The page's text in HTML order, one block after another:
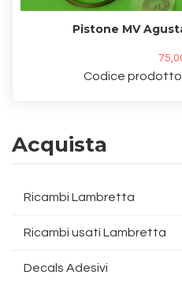
Pistone MV
Codice
Acquista
Ricambi Lambretta
Ricambi usati Lambretta
Decals Adesivi